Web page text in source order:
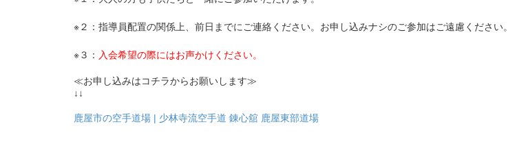
※２：指導員配置の関係上、前日までにご連絡ください。お申し込みナシのご参加はご遠慮ください。
※３： 入会希望の際にはお声かけください。
≪お申し込みはコチラからお願いします≫
↓↓
鹿屋市の空手道場 | 少林寺流空手道 錬心舘 鹿屋東部道場